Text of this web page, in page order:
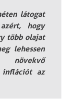
látogat
hogy
több olajat
lehessen
inflációt az